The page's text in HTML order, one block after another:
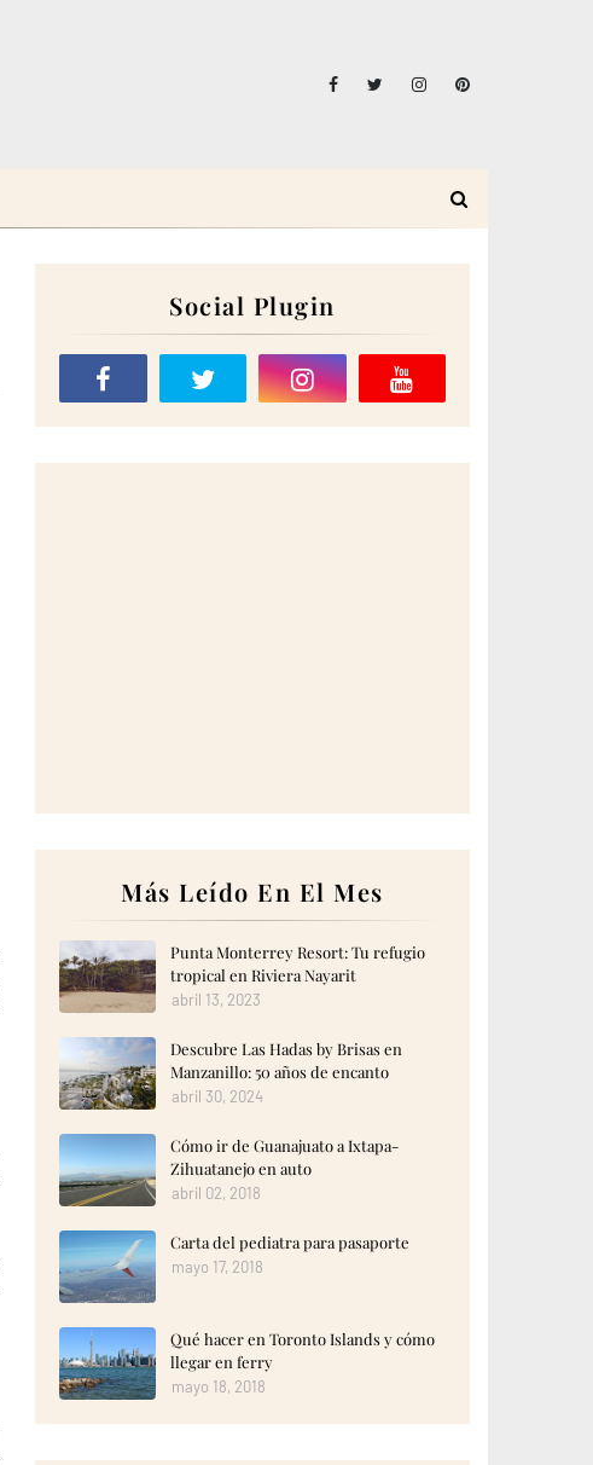
Social Plugin
Más Leído En El Mes
Punta Monterrey Resort: Tu refugio
tropical en Riviera Nayarit
abril 13, 2023
Descubre Las Hadas by Brisas en
Manzanillo: 50 años de encanto
abril 30, 2024
Cómo ir de Guanajuato a Ixtapa-
Zihuatanejo en auto
abril 02, 2018
Carta del pediatra para pasaporte
mayo 17, 2018
Qué hacer en Toronto Islands y cómo
llegar en ferry
mayo 18, 2018